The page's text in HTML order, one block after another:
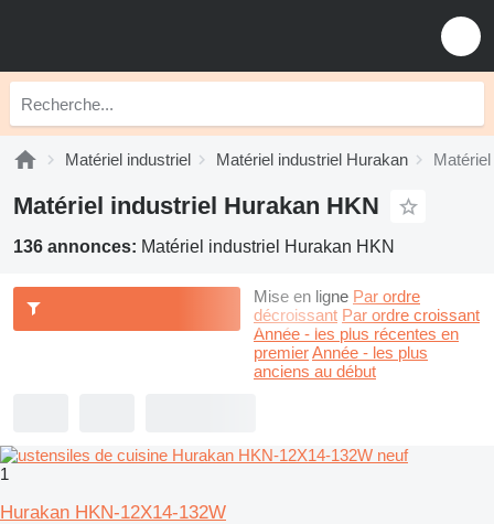
Matériel industriel Matériel industriel Hurakan
Matériel industriel Hurakan HKN
136 annonces: Matériel industriel Hurakan HKN
Mise en ligne Par ordre
décroissant Par ordre croissant
Année - les plus récentes en
premierAnnée - les plus
anciens au début
1
Hurakan HKN-12X14-132W